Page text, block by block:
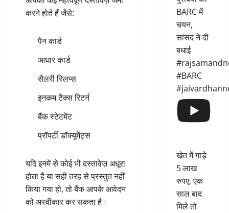
करने होते हैं जैसे:
पैन कार्ड
आधार कार्ड
सैलरी स्लिप्स
इनकम टैक्स रिटर्न
बैंक स्टेटमेंट
प्रॉपर्टी डॉक्यूमेंट्स
यदि इनमें से कोई भी दस्तावेज़ अधूरा
होता है या सही तरह से प्रस्तुत नहीं
किया गया हो, तो बैंक आपके आवेदन
को अस्वीकार कर सकता है।
BARC में
चयन,
सांसद ने दी
बधाई
#BARC
खेत में गाड़े
5 लाख
रुपए, एक
साल बाद
मिले तो